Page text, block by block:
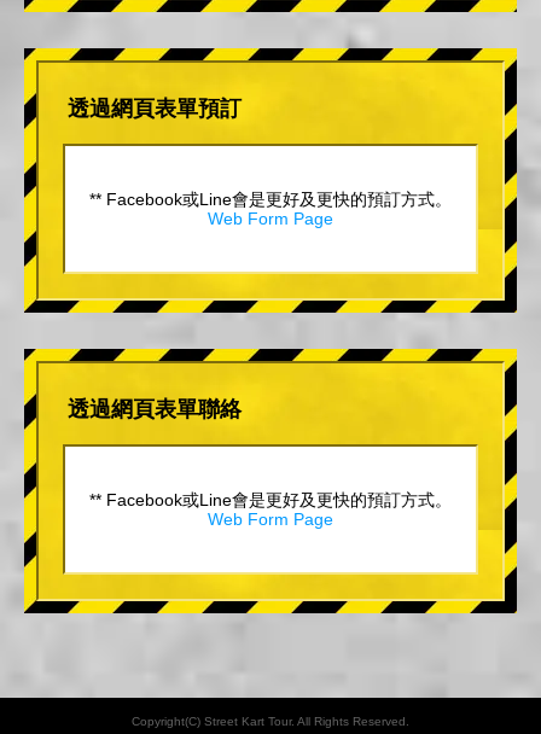
透過網頁表單預訂
** Facebook或Line會是更好及更快的預訂方式。
Web Form Page
透過網頁表單聯絡
** Facebook或Line會是更好及更快的預訂方式。
Web Form Page
Copyright(C) Street Kart Tour. All Rights Reserved.